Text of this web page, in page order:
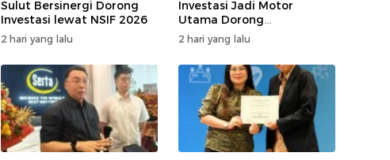
Sulut Bersinergi Dorong
Investasi lewat NSIF 2026
2 hari yang lalu
Investasi Jadi Motor
Utama Dorong
Pertumbuhan Ekonomi
Sulut
2 hari yang lalu